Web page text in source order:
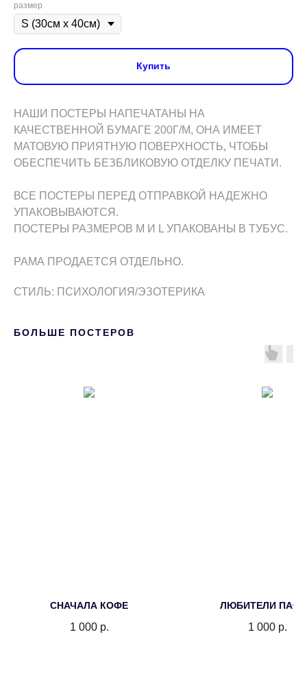
размер
Купить
НАШИ ПОСТЕРЫ НАПЕЧАТАНЫ НА
КАЧЕСТВЕННОЙ БУМАГЕ 200Г/М, ОНА ИМЕЕТ
МАТОВУЮ ПРИЯТНУЮ ПОВЕРХНОСТЬ, ЧТОБЫ
ОБЕСПЕЧИТЬ БЕЗБЛИКОВУЮ ОТДЕЛКУ ПЕЧАТИ.
ВСЕ ПОСТЕРЫ ПЕРЕД ОТПРАВКОЙ НАДЕЖНО
УПАКОВЫВАЮТСЯ.
ПОСТЕРЫ РАЗМЕРОВ M И L УПАКОВАНЫ В ТУБУС.
РАМА ПРОДАЕТСЯ ОТДЕЛЬНО.
СТИЛЬ: ПСИХОЛОГИЯ/ЭЗОТЕРИКА
БОЛЬШЕ ПОСТЕРОВ
СНАЧАЛА КОФЕ
1 000 р.
ЛЮБИТЕЛИ
1 000 р.